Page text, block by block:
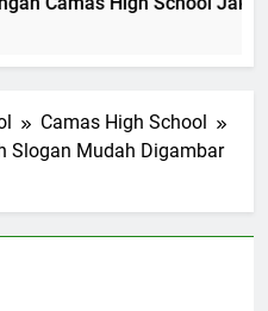
Camas High School
Slogan Mudah Digambar